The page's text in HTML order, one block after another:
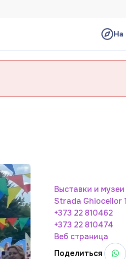
На
Выставки и музеи
Strada Ghioceilor
+373 22 810462
+373 22 810474
Веб страница
Поделиться